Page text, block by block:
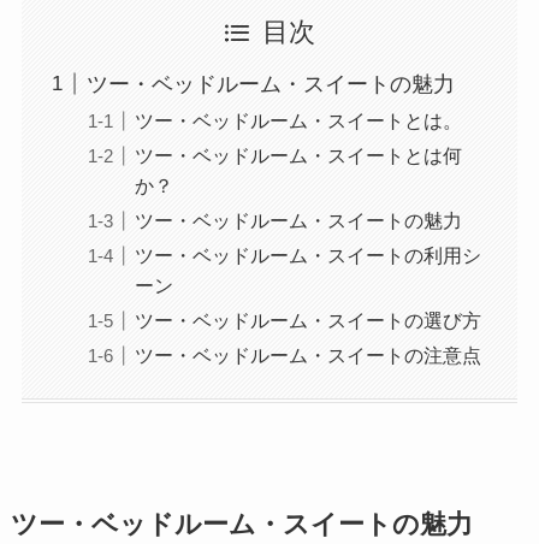
目次
ツー・ベッドルーム・スイートの魅力
ツー・ベッドルーム・スイートとは。
ツー・ベッドルーム・スイートとは何
か？
ツー・ベッドルーム・スイートの魅力
ツー・ベッドルーム・スイートの利用シ
ーン
ツー・ベッドルーム・スイートの選び方
ツー・ベッドルーム・スイートの注意点
ツー・ベッドルーム・スイートの魅力